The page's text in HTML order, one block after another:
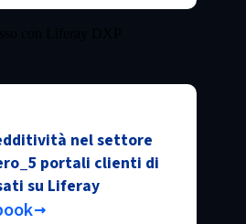
nel settore
portali clienti di
su Liferay